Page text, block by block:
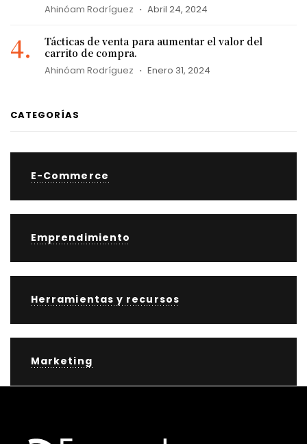
Ahinóam Rodríguez Abril 24, 2024
Tácticas de venta para aumentar el valor del
carrito de compra.
Ahinóam Rodríguez Enero 31, 2024
CATEGORÍAS
E-Commerce
Emprendimiento
Herramientas y recursos
Marketing